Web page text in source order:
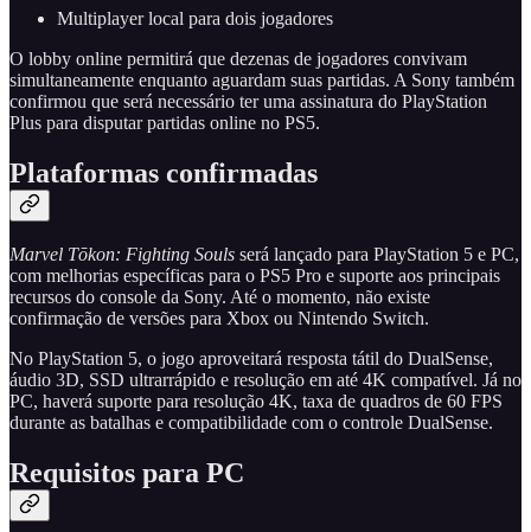
Multiplayer local para dois jogadores
O lobby online permitirá que dezenas de jogadores convivam
simultaneamente enquanto aguardam suas partidas. A Sony também
confirmou que será necessário ter uma assinatura do PlayStation
Plus para disputar partidas online no PS5.
Plataformas confirmadas
Marvel Tōkon: Fighting Souls será lançado para PlayStation 5 e PC,
com melhorias específicas para o PS5 Pro e suporte aos principais
recursos do console da Sony. Até o momento, não existe
confirmação de versões para Xbox ou Nintendo Switch.
No PlayStation 5, o jogo aproveitará resposta tátil do DualSense,
áudio 3D, SSD ultrarrápido e resolução em até 4K compatível. Já no
PC, haverá suporte para resolução 4K, taxa de quadros de 60 FPS
durante as batalhas e compatibilidade com o controle DualSense.
Requisitos para PC